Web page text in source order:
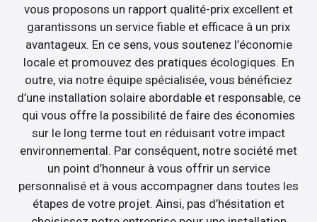
vous proposons un rapport qualité-prix excellent et
garantissons un service fiable et efficace à un prix
avantageux. En ce sens, vous soutenez l’économie
locale et promouvez des pratiques écologiques. En
outre, via notre équipe spécialisée, vous bénéficiez
d’une installation solaire abordable et responsable, ce
qui vous offre la possibilité de faire des économies
sur le long terme tout en réduisant votre impact
environnemental. Par conséquent, notre société met
un point d’honneur à vous offrir un service
personnalisé et à vous accompagner dans toutes les
étapes de votre projet. Ainsi, pas d’hésitation et